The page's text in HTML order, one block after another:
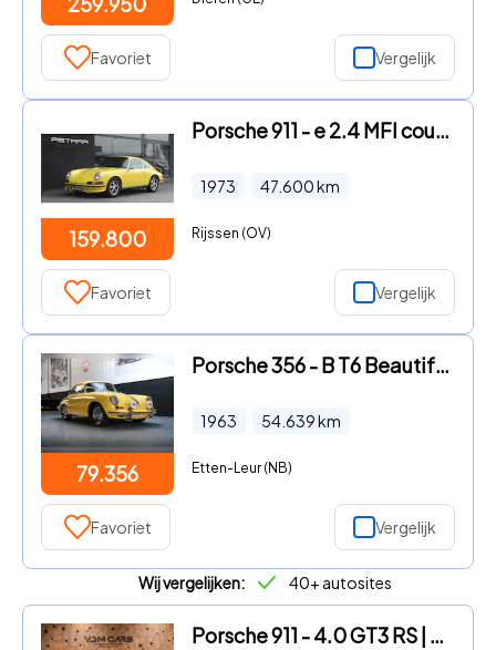
Favoriet Vergelijk
159.800
Porsche 911 - e 2.4 MFI coupe
1973 47.600km
Rijssen (OV)
Favoriet Vergelijk
79.356
Porsche 356 - B T6 Beautiful Driver (1963)
1963 54.639km
Etten-Leur (NB)
Favoriet Vergelijk
Wij vergelijken: 40+ autosites
Porsche 911 - 4.0 GT3 RS | Club Sport | Carbon | PDLS |